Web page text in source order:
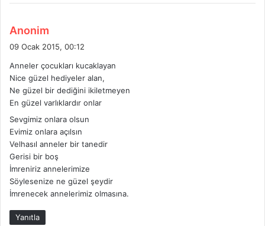
Anonim
e
i
k
i
09 Ocak 2015, 00:12
Anneler çocukları kucaklayan
Nice güzel hediyeler alan,
Ne güzel bir dediğini ikiletmeyen
En güzel varlıklardır onlar
Sevgimiz onlara olsun
Evimiz onlara açılsın
Velhasıl anneler bir tanedir
Gerisi bir boş
İmreniriz annelerimize
Söylesenize ne güzel şeydir
İmrenecek annelerimiz olmasına.
Yanıtla